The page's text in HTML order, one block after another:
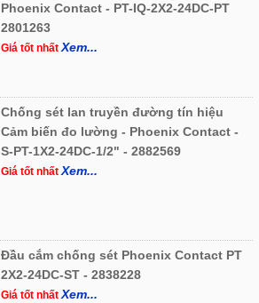
Phoenix Contact - PT-IQ-2X2-24DC-PT
2801263
Giá tốt nhấtXem...
Chống sét lan truyền đường tín hiệu
Cảm biến đo lường - Phoenix Contact -
S-PT-1X2-24DC-1/2" - 2882569
Giá tốt nhấtXem...
Đầu cắm chống sét Phoenix Contact PT
2X2-24DC-ST - 2838228
Giá tốt nhấtXem...